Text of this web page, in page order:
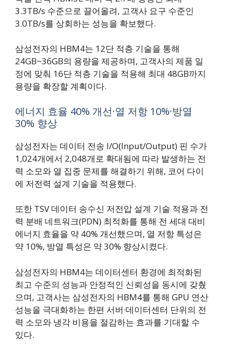
3.3TB/s 수준으로 끌어올려, 고객사 요구 수준인
3.0TB/s를 상회하는 성능을 확보했다.
삼성전자의 HBM4는 12단 적층 기술을 통해
24GB~36GB의 용량을 제공하며, 고객사의 제품 일
정에 맞춰 16단 적층 기술을 적용해 최대 48GB까지
용량을 확장할 계획이다.
에너지 효율 40% 개선·열 저항 10%·방열
30% 향상
삼성전자는 데이터 전송 I/O(Input/Output) 핀 수가
1,024개에서 2,048개로 확대됨에 따라 발생하는 전
력 소모와 열 집중 문제를 해결하기 위해, 코어 다이
에 저전력 설계 기술을 적용했다.
또한 TSV 데이터 송수신 저전압 설계 기술 적용과 전
력 분배 네트워크(PDN) 최적화를 통해 전 세대 대비
에너지 효율을 약 40% 개선했으며, 열 저항 특성은
약 10%, 방열 특성은 약 30% 향상시켰다.
삼성전자의 HBM4는 데이터센터 환경에 최적화된
최고 수준의 성능과 안정적인 신뢰성을 동시에 갖췄
으며, 고객사는 삼성전자의 HBM4를 통해 GPU 연산
성능을 극대화하는 한편 서버·데이터센터 단위의 전
력 소모와 냉각 비용을 절감하는 효과를 기대할 수
있다.